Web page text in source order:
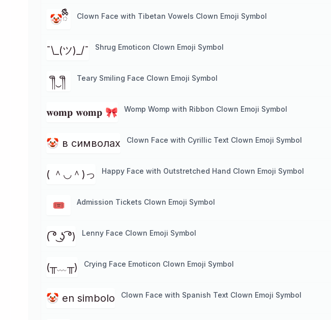
🤡ྀིྀི Clown Face with Tibetan Vowels Clown Emoji Symbol
¯\_(ツ)_/¯ Shrug Emoticon Clown Emoji Symbol
༎ຶ‿༎ຶ Teary Smiling Face Clown Emoji Symbol
𝐰𝐨𝐦𝐩 𝐰𝐨𝐦𝐩 🎀 Womp Womp with Ribbon Clown Emoji Symbol
🤡 в символах Clown Face with Cyrillic Text Clown Emoji Symbol
( ＾◡＾)っ Happy Face with Outstretched Hand Clown Emoji Symbol
🎟️ Admission Tickets Clown Emoji Symbol
( ͡° ͜ʖ ͡°) Lenny Face Clown Emoji Symbol
(╥﹏╥) Crying Face Emoticon Clown Emoji Symbol
🤡 en simbolo Clown Face with Spanish Text Clown Emoji Symbol